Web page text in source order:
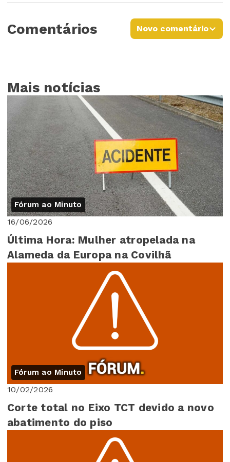
Comentários Novo comentário
Mais notícias
Fórum ao Minuto
16/06/2026
Última Hora: Mulher atropelada na
Alameda da Europa na Covilhã
Fórum ao Minuto
10/02/2026
Corte total no Eixo TCT devido a novo
abatimento do piso